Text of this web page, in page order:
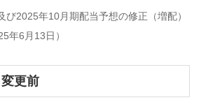
び2025年10月期配当予想の修正（増配）
年6月13日）
更前